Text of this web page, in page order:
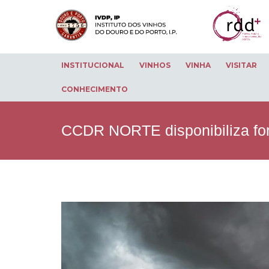
INSTITUCIONAL VINHOS VINHA VISITAR
CONHECIMENTO
CCDR NORTE disponibiliza